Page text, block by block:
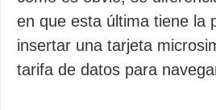
en que esta última tiene la
insertar una tarjeta
tarifa de datos para